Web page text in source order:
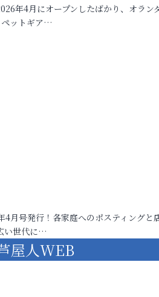
年4月にオープンしたばかり、オラン
ットギア…
4月号発行！各家庭へのポスティングと
い世代に…
屋人WEB